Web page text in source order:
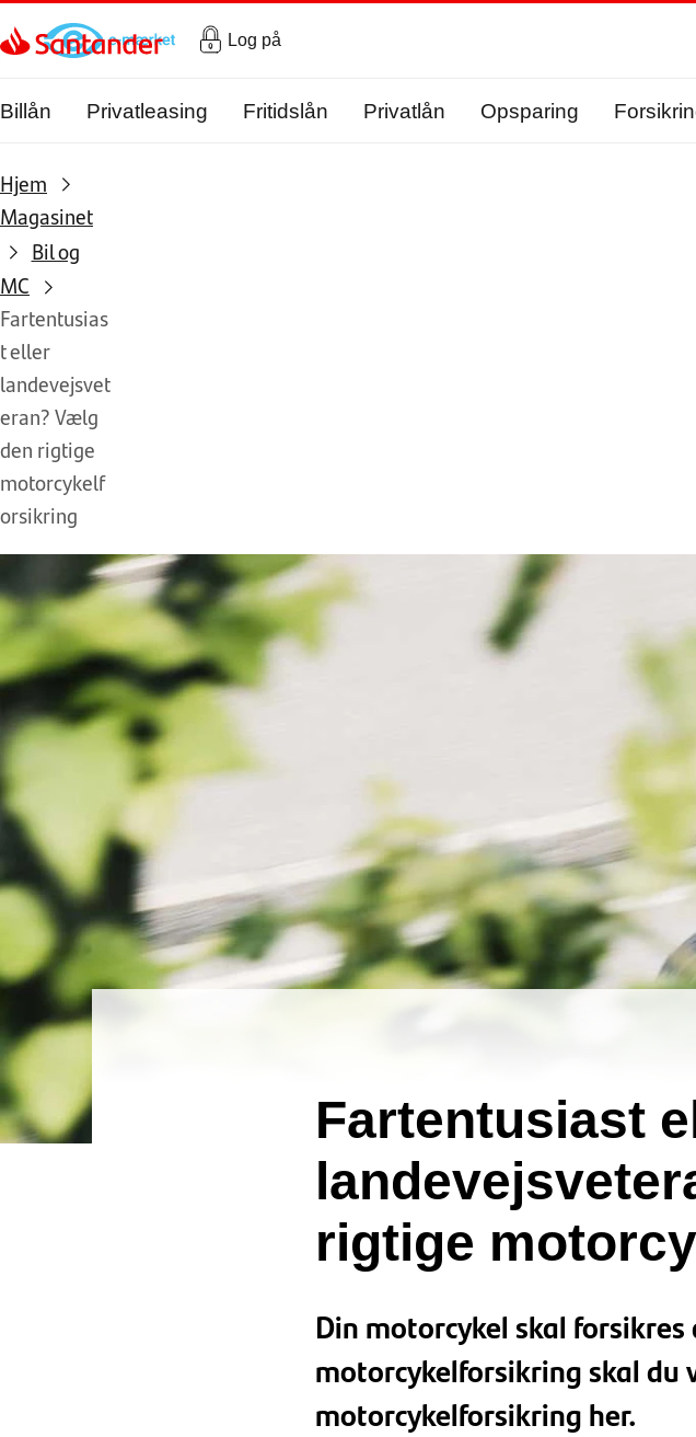
Gå til hovedindholdet
Log på
Billån Privatleasing Fritidslån Privatlån Opsparing
Hjem
Magasinet
Bil og
MC
Fartentusias
t eller
landevejsvet
eran? Vælg
den rigtige
motorcykelf
orsikring
Fartentusiast
rigtige
Din motorcykel skal
motorcykelforsikring skal du
motorcykelforsikring her.